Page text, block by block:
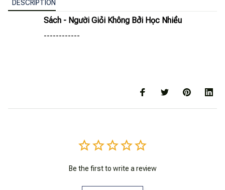
DESCRIPTION
Sách - Người Giỏi Không Bởi Học Nhiều
------------
Be the first to write a review